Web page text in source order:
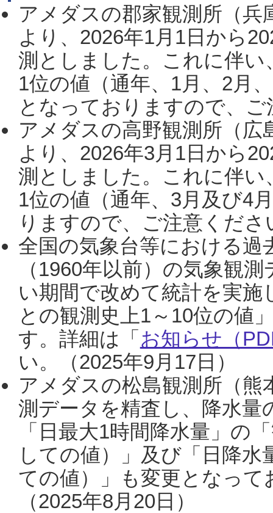
アメダスの郡家観測所（
より、2026年1月1日から
測としました。これに伴い
1位の値（通年、1月、2月
となっておりますので、
アメダスの高野観測所（
より、2026年3月1日から
測としました。これに伴い
1位の値（通年、3月及び4
りますので、ご注意くだ
全国の気象台等における過
（1960年以前）の気象観
い期間で改めて統計を実
との観測史上1～10位の値
す。詳細は「 お知らせ（
い。（2025年9月17日）
アメダスの松島観測所（熊
測データを精査し、降水
「日最大1時間降水量」の
しての値）」及び「日降
ての値）」も変更となっ
（2025年8月20日）